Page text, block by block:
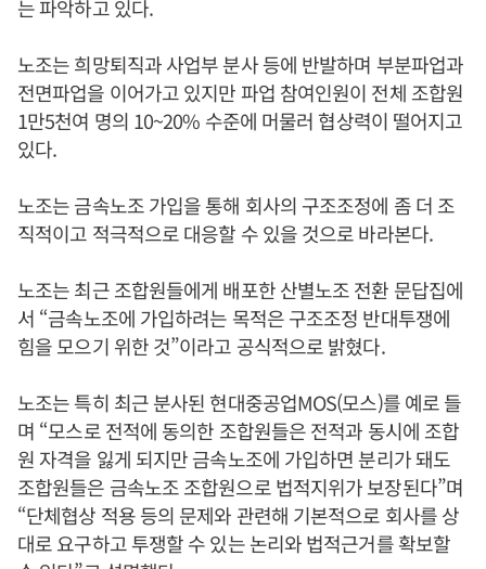
는 파악하고 있다.
노조는 희망퇴직과 사업부 분사 등에 반발하며 부분파업과
전면파업을 이어가고 있지만 파업 참여인원이 전체 조합원
1만5천여 명의 10~20% 수준에 머물러 협상력이 떨어지고
있다.
노조는 금속노조 가입을 통해 회사의 구조조정에 좀 더 조
직적이고 적극적으로 대응할 수 있을 것으로 바라본다.
노조는 최근 조합원들에게 배포한 산별노조 전환 문답집에
서 “금속노조에 가입하려는 목적은 구조조정 반대투쟁에
힘을 모으기 위한 것”이라고 공식적으로 밝혔다.
노조는 특히 최근 분사된 현대중공업MOS(모스)를 예로 들
며 “모스로 전적에 동의한 조합원들은 전적과 동시에 조합
원 자격을 잃게 되지만 금속노조에 가입하면 분리가 돼도
조합원들은 금속노조 조합원으로 법적지위가 보장된다”며
“단체협상 적용 등의 문제와 관련해 기본적으로 회사를 상
대로 요구하고 투쟁할 수 있는 논리와 법적근거를 확보할